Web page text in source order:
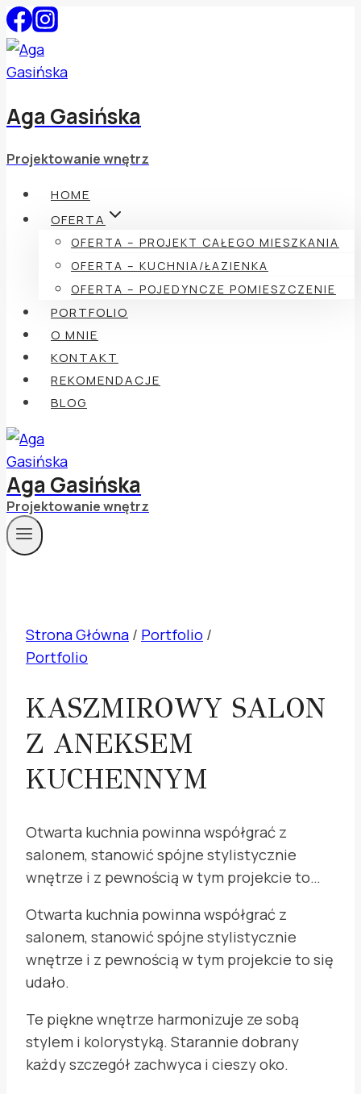
Przejdź
do
treści
Aga Gasińska
Projektowanie wnętrz
HOME
OFERTA
OFERTA – PROJEKT CAŁEGO MIESZKANIA
OFERTA – KUCHNIA/ŁAZIENKA
OFERTA – POJEDYNCZE POMIESZCZENIE
PORTFOLIO
O MNIE
KONTAKT
REKOMENDACJE
BLOG
Aga Gasińska
Projektowanie wnętrz
Strona Główna / Portfolio /
Portfolio
KASZMIROWY SALON
Z ANEKSEM
KUCHENNYM
Otwarta kuchnia powinna współgrać z
salonem, stanowić spójne stylistycznie
wnętrze i z pewnością w tym projekcie to…
Otwarta kuchnia powinna współgrać z
salonem, stanowić spójne stylistycznie
wnętrze i z pewnością w tym projekcie to się
udało.
Te piękne wnętrze harmonizuje ze sobą
stylem i kolorystyką. Starannie dobrany
każdy szczegół zachwyca i cieszy oko.